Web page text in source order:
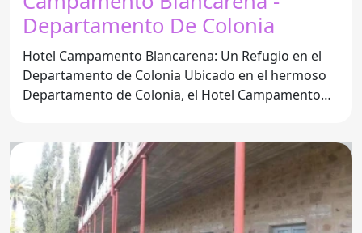
Departamento De Colonia
Hotel Campamento Blancarena: Un Refugio en el
Departamento de Colonia Ubicado en el hermoso
Departamento de Colonia, el Hotel Campamento